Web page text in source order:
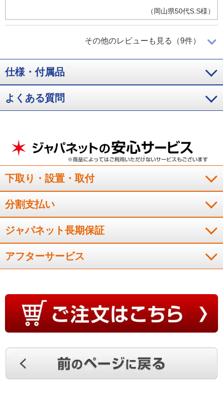
（ 岡山県50代S.S様）
音、能力ともに問題なし
これまで１５年使用していたエアコンがフィルター掃除しても
カビ臭が酷くなり来年度から価格上昇することも聞き購入を決
めました。音、能力ともに問題ありません。これから迎える酷
いろいろな機能がついていて安心
いろいろな機能がついていて、安心できる。掃除やクリーン機
能が充実していてよい。
）
機能的には大満足
フィルター自動清掃とプラズマイオン空気清浄を探していまし
た。機能的には大満足。一年に一度のフィルターゴミ捨ても嬉
しい。ただ、リモコンがシンプル過ぎ？風向の表示がなく本体
を見て調整は不便ですね。。
（ 大阪府
その他のレビューも見る（9件）
仕様・付属品
よくある質問
下取り・設置・取付
分割支払い
ジャパネット長期保証
アフターサービス